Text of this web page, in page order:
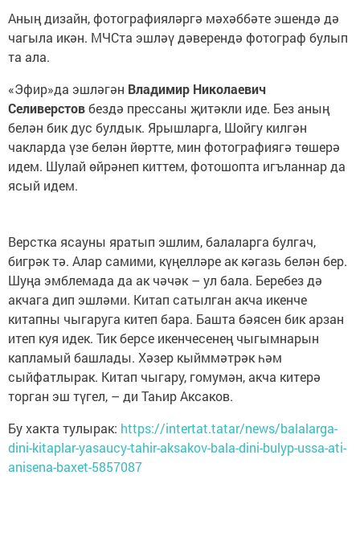
Аның дизайн, фотографияләргә мәхәббәте эшендә дә
чагыла икән. МЧСта эшләү дәверендә фотограф булып
та ала.
«Эфир»да эшләгән Владимир Николаевич
Селиверстовбездә прессаны җитәкли иде. Без аның
белән бик дус булдык. Ярышларга, Шойгу килгән
чакларда үзе белән йөртте, мин фотографиягә төшерә
идем. Шулай өйрәнеп киттем, фотошопта игъланнар да
ясый идем.
Верстка ясауны яратып эшлим, балаларга булгач,
бигрәк тә. Алар самими, күңелләре ак кәгазь белән бер.
Шуңа эмблемада да ак чәчәк – ул бала. Беребез дә
акчага дип эшләми. Китап сатылган акча икенче
китапны чыгаруга китеп бара. Башта бәясен бик арзан
итеп куя идек. Тик берсе икенчесенең чыгымнарын
капламый башлады. Хәзер кыйммәтрәк һәм
сыйфатлырак. Китап чыгару, гомумән, акча китерә
торган эш түгел, – ди Таһир Аксаков.
Бу хакта тулырак: https://intertat.tatar/news/balalarga-
dini-kitaplar-yasaucy-tahir-aksakov-bala-dini-bulyp-ussa-ati-
anisena-baxet-5857087